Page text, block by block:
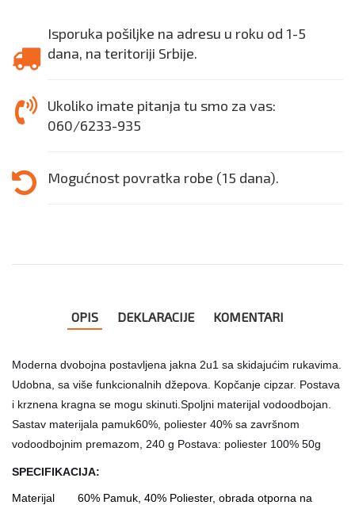
Isporuka pošiljke na adresu u roku od 1-5
dana, na teritoriji Srbije.
Ukoliko imate pitanja tu smo za vas:
060/6233-935
Mogućnost povratka robe (15 dana).
OPIS DEKLARACIJE KOMENTARI
Moderna dvobojna postavljena jakna 2u1 sa skidajućim rukavima.
Udobna, sa više funkcionalnih džepova. Kopčanje cipzar. Postava
i krznena kragna se mogu skinuti.Spoljni materijal vodoodbojan.
Sastav materijala pamuk60%, poliester 40% sa završnom
vodoodbojnim premazom, 240 g Postava: poliester 100% 50g
SPECIFIKACIJA:
Materijal
60% Pamuk, 40% Poliester, obrada otporna na